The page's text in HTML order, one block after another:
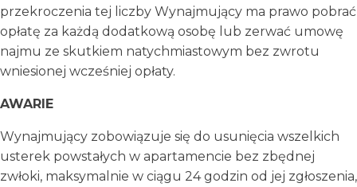
przekroczenia tej liczby Wynajmujący ma prawo pobrać
opłatę za każdą dodatkową osobę lub zerwać umowę
najmu ze skutkiem natychmiastowym bez zwrotu
wniesionej wcześniej opłaty.
AWARIE
Wynajmujący zobowiązuje się do usunięcia wszelkich
usterek powstałych w apartamencie bez zbędnej
zwłoki, maksymalnie w ciągu 24 godzin od jej zgłoszenia,